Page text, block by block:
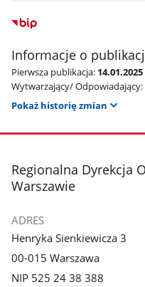
Informacje o
Pierwsza publikacja:
Wytwarzający/ Odpowiadający:
Pokaż historię zmian
stopka
Regionalna Dyrekcja
Warszawie
ADRES
Henryka Sienkiewicza 3
00-015 Warszawa
NIP 525 24 38 388